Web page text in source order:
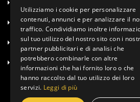
Termini & Condizioni
Diritto Di Recesso
Info Spedizioni
Utilizziamo i cookie per personalizzare
contenuti, annunci e per analizzare il
traffico. Condividiamo inoltre
sul tuo utilizzo del nostro sito con i
partner pubblicitari e di analisi che
potrebbero combinarle con altre
informazioni che hai fornito loro o che
hanno raccolto dal tuo utilizzo dei loro
servizi. Leggi di più